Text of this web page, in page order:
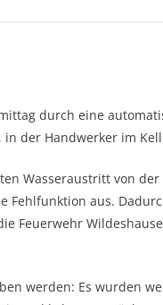
durch eine
der Handwerker im
Wasseraustritt von der
Fehlfunktion aus.
Feuerwehr
werden: Es wurden